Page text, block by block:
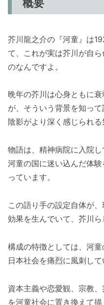
概要
芥川龍之介の『河童』は
て、これが実は芥川が自
のなんですよ。
晩年の芥川は心身ともに
が、そういう背景を知っ
陰影がより深く感じられる
物語は、精神病院に入院し
河童の国に迷い込んだ体
っています。
この語り手の設定自体が
効果を生んでいて、芥川ら
構成の特徴としては、河
日本社会を痛烈に風刺して
資本主義や恋愛観、宗教
を河童社会に置き換えて